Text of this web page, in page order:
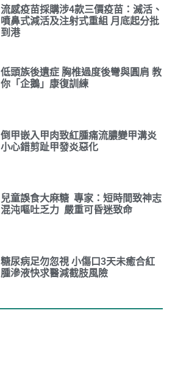
流感疫苗採購涉4款三價疫苗：滅活、
噴鼻式減活及注射式重組 月底起分批
到港
低頭族後遺症 胸椎過度後彎與圓肩 教
你「企鵝」康復訓練
倒甲嵌入甲肉致紅腫痛流膿變甲溝炎
小心錯剪趾甲發炎惡化
兒童誤食大麻糖 專家：短時間致神志
混沌嘔吐乏力 嚴重可昏迷致命
糖尿病足勿忽視 小傷口3天未癒合紅
腫滲液快求醫減截肢風險